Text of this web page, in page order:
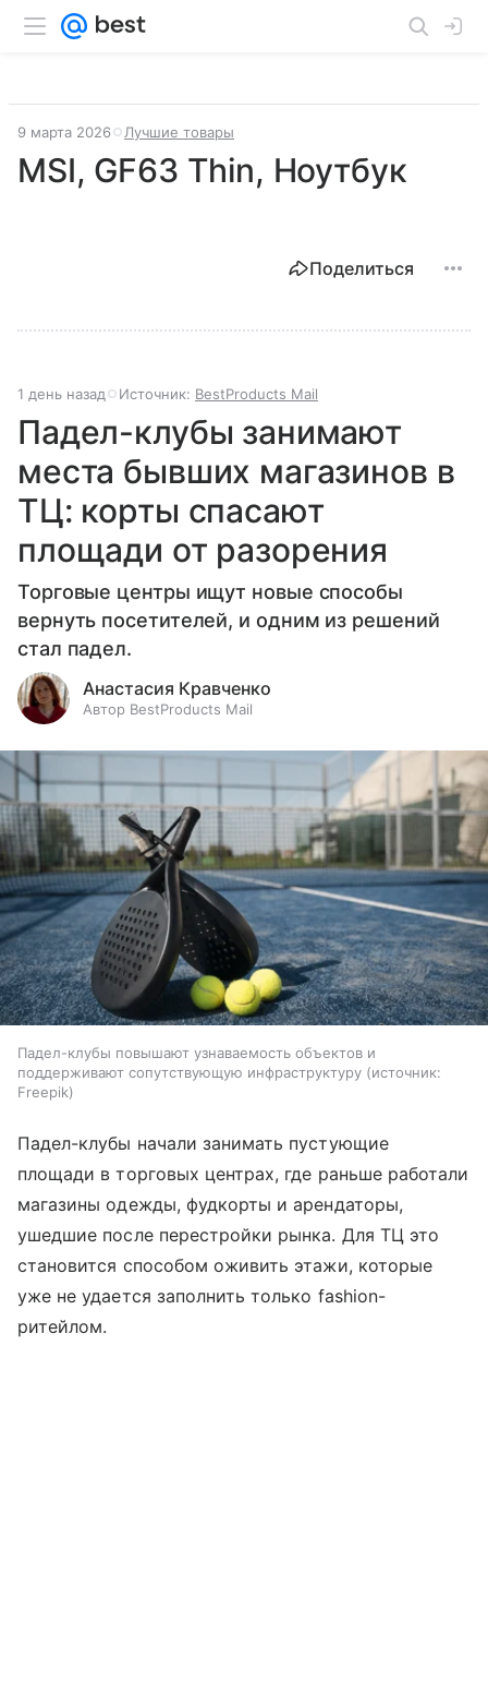
9 марта 2026 Лучшие товары
MSI, GF63 Thin, Ноутбук
Поделиться
1 день назад Источник: BestProducts Mail
Падел-клубы занимают
места бывших магазинов в
ТЦ: корты спасают
площади от разорения
Торговые центры ищут новые способы
вернуть посетителей, и одним из решений
стал падел.
Анастасия Кравченко
Автор BestProducts Mail
Падел-клубы повышают узнаваемость объектов и
поддерживают сопутствующую инфраструктуру
источник:
Freepik
Падел-клубы начали занимать пустующие
площади в торговых центрах, где раньше работали
магазины одежды, фудкорты и арендаторы,
ушедшие после перестройки рынка. Для ТЦ это
становится способом оживить этажи, которые
уже не удается заполнить только fashion-
ритейлом.